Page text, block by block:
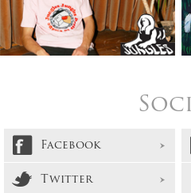
Facebook
Twitter